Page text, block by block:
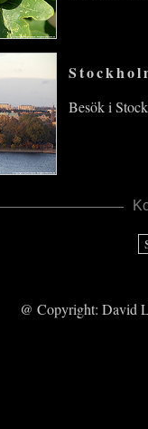
Besök i
@ Copyright: David